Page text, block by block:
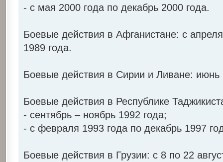
- с мая 2000 года по декабрь 2000 года.
Боевые действия в Афганистане: с
1989 года.
Боевые действия в Сирии и Ливане: июнь
Боевые действия в Республике
- сентябрь – ноябрь 1992 года;
- с февраля 1993 года по декабрь 1997
Боевые действия в Грузии: с 8 по 22